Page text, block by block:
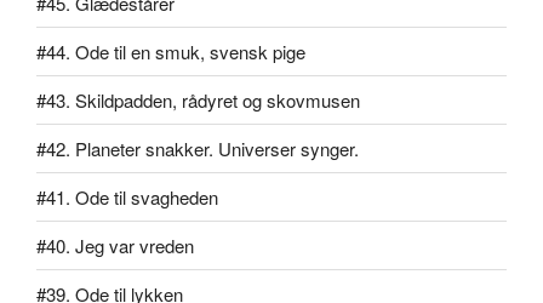
#44. Ode til en smuk, svensk pige
#43. Skildpadden, rådyret og skovmusen
#42. Planeter snakker. Universer synger.
#41. Ode til svagheden
#40. Jeg var vreden
#39. Ode til lykken